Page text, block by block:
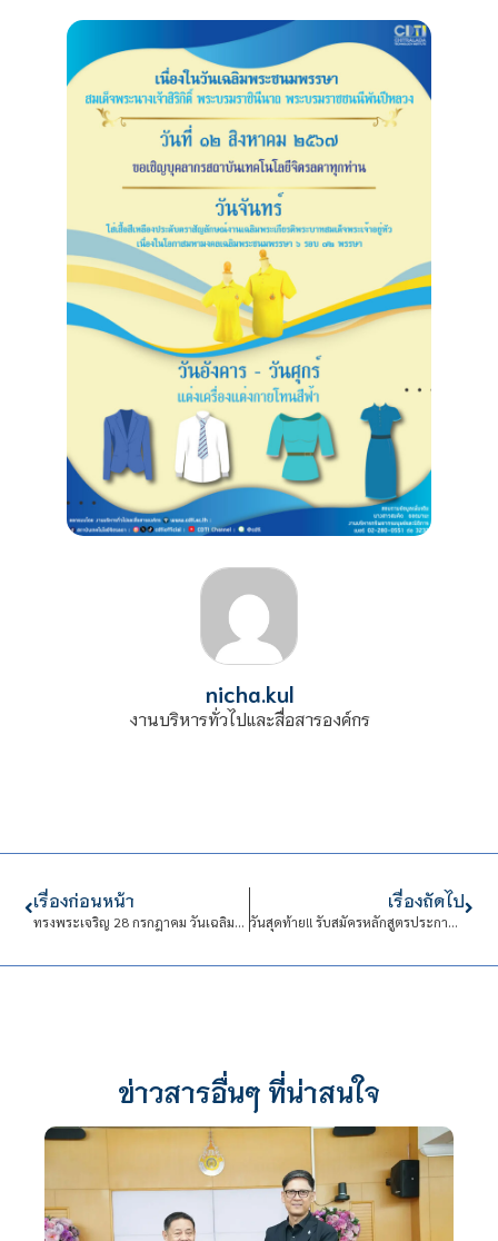
nicha.kul
งานบริหารทั่วไปและสื่อสารองค์กร
เรื่องก่อนหน้า
ทรงพระเจริญ 28 กรกฎาคม วันเฉลิมพระชนมพรรษา พระบาทสมเด็จพระปรเมนทรรามาธิบดีศรีสินทรมหาวชิราลงกรณ พระวชิรเกล้าเจ้าอยู่หัว
เรื่องถัดไป
วันสุดท้าย!! รับสมัครหลักสูตรประกาศนียบัตรพนักงานให้การดูแล รุ่นที่ 5
ข่าวสารอื่นๆ ที่น่าสนใจ